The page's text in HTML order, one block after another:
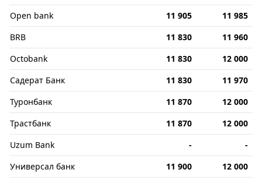
Open bank
11 905
11 985
BRB
11 830
11 960
Octobank
11 830
12 000
Садерат Банк
11 830
11 970
Туронбанк
11 870
12 000
Трастбанк
11 870
12 000
Uzum Bank
-
-
Универсал банк
11 900
12 000